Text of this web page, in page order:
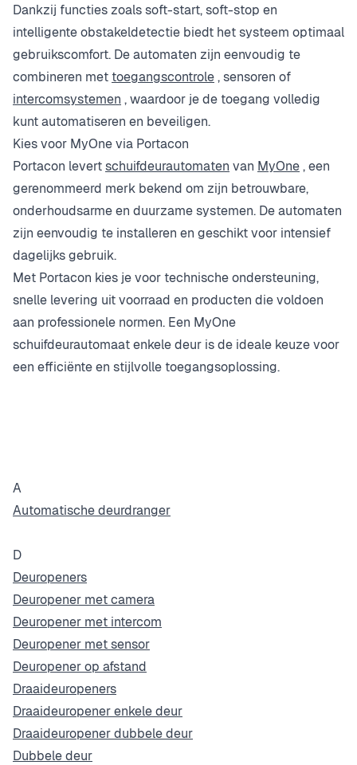
Dankzij functies zoals soft-start, soft-stop en
intelligente obstakeldetectie biedt het systeem optimaal
gebruikscomfort. De automaten zijn eenvoudig te
combineren mettoegangscontrole, sensoren of
intercomsystemen , waardoor je de toegang volledig
kunt automatiseren en beveiligen.
Kies voor MyOne via Portacon
Portacon levertschuifdeurautomaten van MyOne, een
gerenommeerd merk bekend om zijn betrouwbare,
onderhoudsarme en duurzame systemen. De automaten
zijn eenvoudig te installeren en geschikt voor intensief
dagelijks gebruik.
Met Portacon kies je voor technische ondersteuning,
snelle levering uit voorraad en producten die voldoen
aan professionele normen. Een MyOne
schuifdeurautomaat enkele deur is de ideale keuze voor
een efficiënte en stijlvolle toegangsoplossing.
A
Automatische deurdranger
D
Deuropeners
Deuropener met camera
Deuropener met intercom
Deuropener met sensor
Deuropener op afstand
Draaideuropeners
Draaideuropener enkele deur
Draaideuropener dubbele deur
Dubbele deur